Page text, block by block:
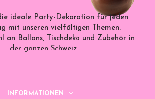
ideale Party-Dekoration für jeden
mit unseren vielfältigen Themen.
an Ballons, Tischdeko und Zubehör in
der ganzen Schweiz.
INFORMATIONEN